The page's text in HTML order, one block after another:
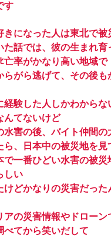
す
きになった人は東北で被
た話では、彼の生まれ育
亡率がかなり高い地域で
らがら逃げて、その後も
経験した人しかわからな
んてないけど
水害の後、バイト仲間の
ら、日本中の被災地を見
で一番ひどい水害の被
しい
けどかなりの災害だった
アの災害情報やドローン
べてから笑いだして